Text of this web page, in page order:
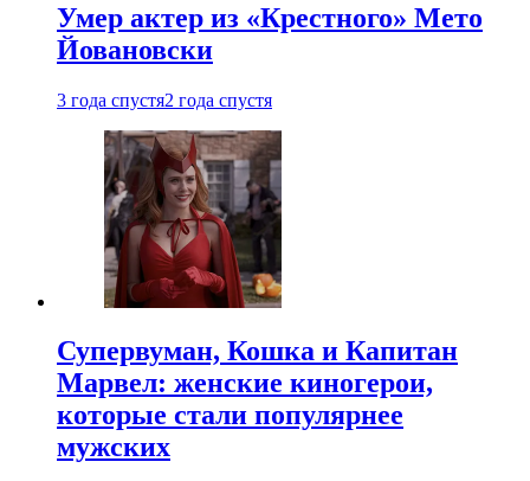
Умер актер из «Крестного» Мето
Йовановски
3 года спустя2 года спустя
Супервуман, Кошка и Капитан
Марвел: женские киногерои,
которые стали популярнее
мужских